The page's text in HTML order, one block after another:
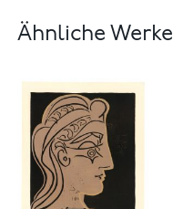
Ähnliche Werke